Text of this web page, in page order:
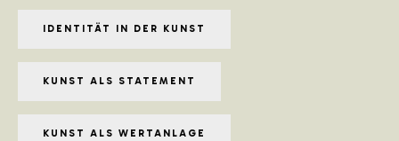
IDENTITÄT IN DER KUNST
KUNST ALS STATEMENT
KUNST ALS WERTANLAGE